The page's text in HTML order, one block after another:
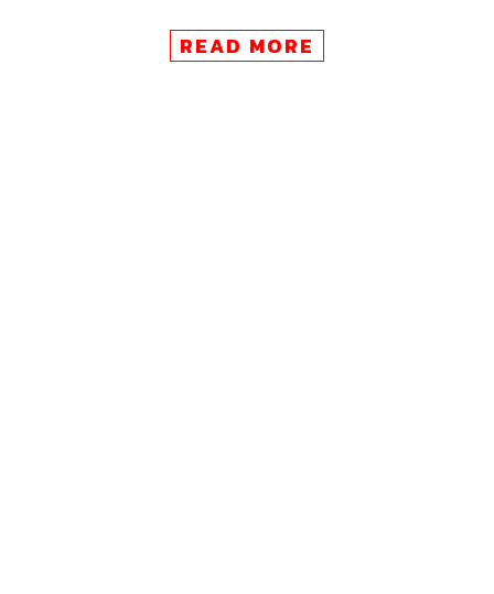
จักรยานยนต์มารับเอกสารที่กองบัญชาการตำรวจนครบาล
แล้วจะไปอนุสาวรีย์ชัยสมรภูมิ เมื่อขับรถผ่านจุดเกิดเหตุได้
READ MORE